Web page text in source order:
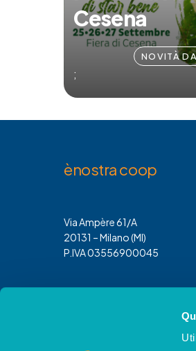
Cesena
NOVITÀ
;
ènostra coop
Via Ampère 61/A
20131 – Milano (MI)
P.IVA 03556900045